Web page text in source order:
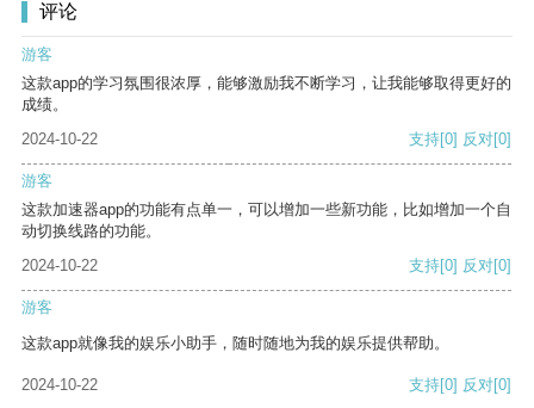
评论
游客
这款app的学习氛围很浓厚，能够激励我不断学习，让我能够取得更好的
成绩。
2024-10-22
支持[0] 反对[0]
游客
这款加速器app的功能有点单一，可以增加一些新功能，比如增加一个自
动切换线路的功能。
2024-10-22
支持[0] 反对[0]
游客
这款app就像我的娱乐小助手，随时随地为我的娱乐提供帮助。
2024-10-22 支持[0] 反对[0]